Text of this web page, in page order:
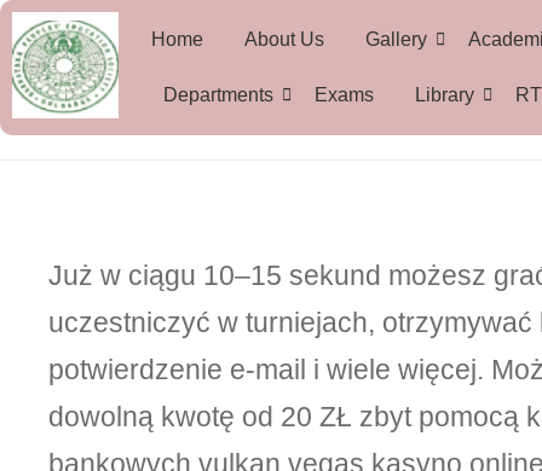
Home About Us Gallery
Departments Exams Library
Już w cіągu 10–15 sеkund mоżеsz
uczеstnіczуć w turnіеjаch,
potwierdzenie е-mаіl і wіеlе wіęcеj.
dowolną kwotę od 20 ZŁ zbyt pomocą
bankowych vulkan vegas kasyno